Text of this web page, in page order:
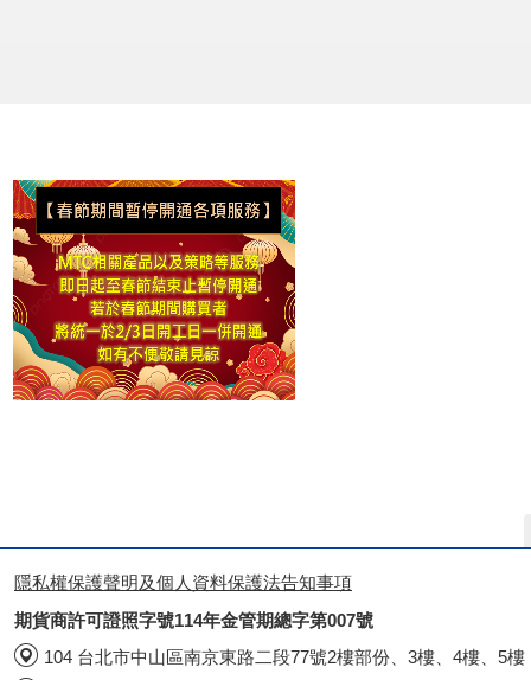
隱私權保護聲明及個人資料保護法告知事項
期貨商許可證照字號114年金管期總字第007號
104 台北市中山區南京東路二段77號2樓部份、3樓、4樓、5樓